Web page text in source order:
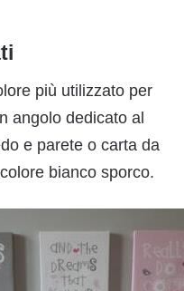
più utilizzato per
angolo dedicato al
e parete o carta da
bianco sporco.